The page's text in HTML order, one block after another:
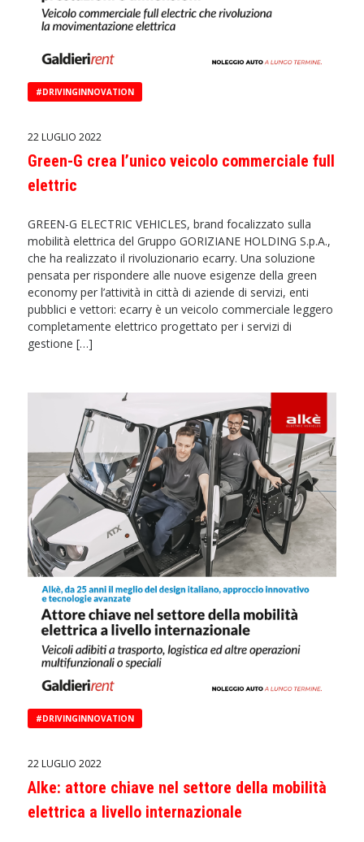
#DRIVINGINNOVATION
22 LUGLIO 2022
Green-G crea l’unico veicolo commerciale full
elettric
GREEN-G ELECTRIC VEHICLES, brand focalizzato sulla
mobilità elettrica del Gruppo GORIZIANE HOLDING S.p.A.,
che ha realizzato il rivoluzionario ecarry. Una soluzione
pensata per rispondere alle nuove esigenze della green
economy per l’attività in città di aziende di servizi, enti
pubblici e vettori: ecarry è un veicolo commerciale leggero
completamente elettrico progettato per i servizi di
gestione […]
#DRIVINGINNOVATION
22 LUGLIO 2022
Alke: attore chiave nel settore della mobilità
elettrica a livello internazionale